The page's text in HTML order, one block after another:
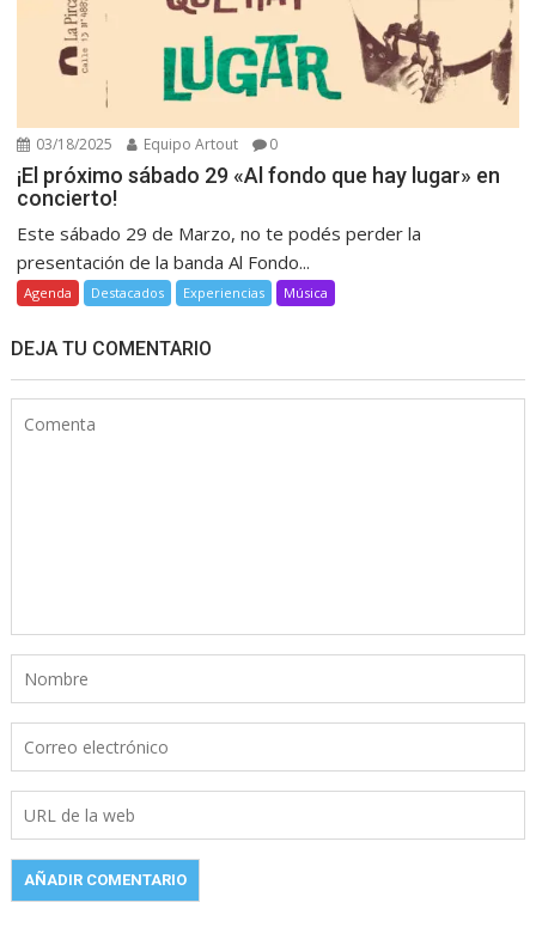
03/18/2025 Equipo Artout 0
¡El próximo sábado 29 «Al fondo que hay lugar» en
concierto!
Este sábado 29 de Marzo, no te podés perder la
presentación de la banda Al Fondo...
Agenda Destacados Experiencias Música
DEJA TU COMENTARIO